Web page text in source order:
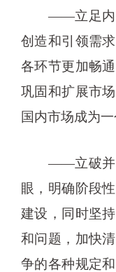
——立足内需
创造和引领需
各环节更加畅
巩固和扩展市
国内市场成为
——立破并举
眼，明确阶段
建设，同时坚
和问题，加快
争的各种规定